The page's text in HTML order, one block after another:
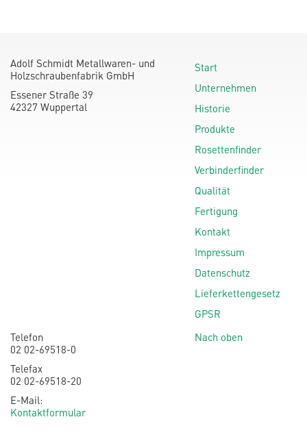
Adolf Schmidt Metallwaren- und
Holzschraubenfabrik GmbH
Essener Straße 39
42327 Wuppertal
Start
Unternehmen
Historie
Produkte
Rosettenfinder
Verbinderfinder
Qualität
Fertigung
Kontakt
Impressum
Datenschutz
Lieferkettengesetz
GPSR
Telefon
02 02-69518-0
Telefax
02 02-69518-20
E-Mail:
Kontaktformular
Nach oben